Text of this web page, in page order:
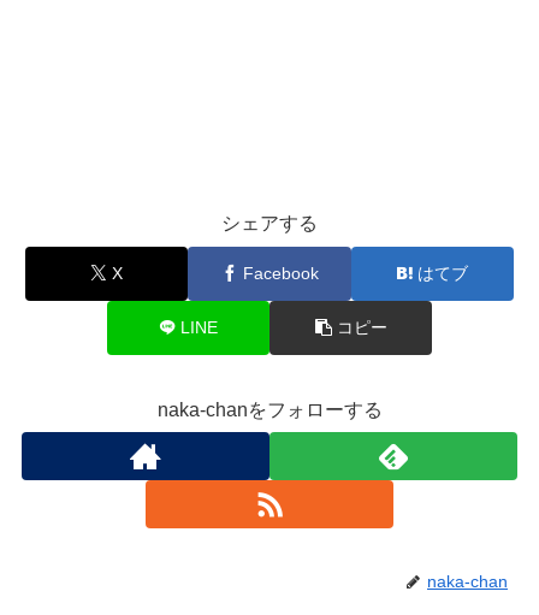
シェアする
X Facebook はてブ
LINE コピー
naka-chanをフォローする
naka-chan